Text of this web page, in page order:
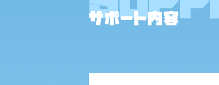
サポート内容